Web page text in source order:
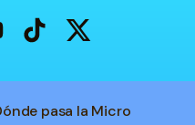
pasa la Micro